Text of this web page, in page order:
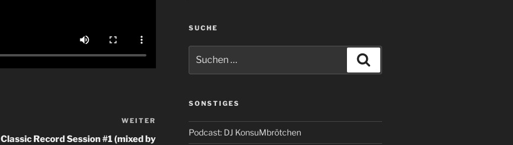
Nächster
Beitrag
WEITER
Classic Record Session #1 (mixed by
SUCHE
nach:
SONSTIGES
Podcast: DJ KonsuMbrötchen